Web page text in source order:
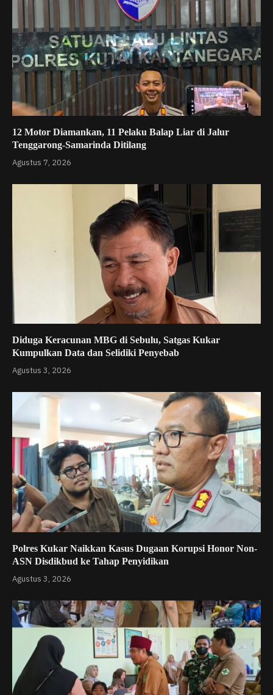
12 Motor Diamankan, 11 Pelaku Balap Liar di Jalur
Tenggarong-Samarinda Ditilang
Agustus 7, 2026
Diduga Keracunan MBG di Sebulu, Satgas Kukar
Kumpulkan Data dan Selidiki Penyebab
Agustus 3, 2026
Polres Kukar Naikkan Kasus Dugaan Korupsi Honor Non-
ASN Disdikbud ke Tahap Penyidikan
Agustus 3, 2026